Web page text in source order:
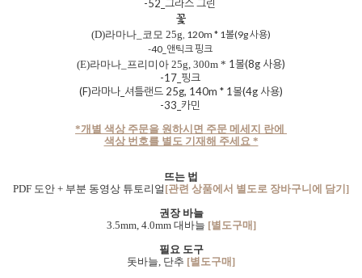
-52_그라스 그린
꽃
(D)라마나_코모 25g, 120m * 1볼(9g 사용)
-40_앤틱크 핑크
(E)라마나_프리미아 25g, 300m * 1볼(8g 사용)
-17_핑크
(F)라마나_셔틀랜드 25g, 140m * 1볼(4g 사용)
-33_카민
*개별 색상 주문을 원하시면 주문 메세지 란에
색상 번호를 별도 기재해 주세요 *
뜨는 법
PDF 도안 + 부분 동영상 튜토리얼 [관련 상품에서 별도로 장바구니에 담기]
권장 바늘
3.5mm, 4.0mm 대바늘 [별도구매]
필요 도구
돗바늘, 단추 [별도구매]